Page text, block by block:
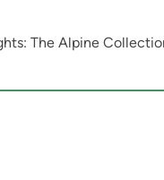
The Alpine